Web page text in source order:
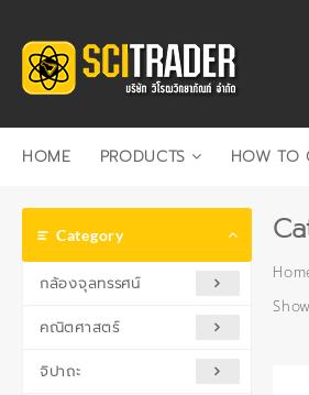
content
HOME PRODUCTS HOW TO
Category
กล้องจุลทรรศน์
คณิตศาสตร์
จิปาถะ